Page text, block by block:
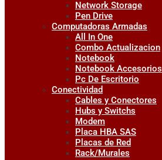
Network Storage
Pen Drive
Computadoras Armadas
All In One
Combo Actualizacion
Notebook
Notebook Accesorios
Pc De Escritorio
Conectividad
Cables y Conectores
Hubs y Switchs
Modem
Placa HBA SAS
Placas de Red
Rack/Murales